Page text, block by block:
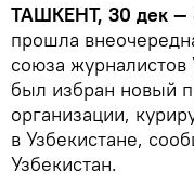
ТАШКЕНТ, 30 дек —
прошла
союза журналистов
был избран новый
организации,
в Узбекистане,
Узбекистан.